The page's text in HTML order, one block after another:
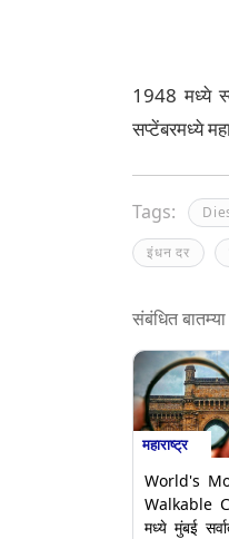
1948 मध्ये
सप्टेंबरमध्ये
Tags:
इंधन दर
संबंधित बातम्या
महाराष्ट्र
World's
Walkable
मध्ये मुंबई